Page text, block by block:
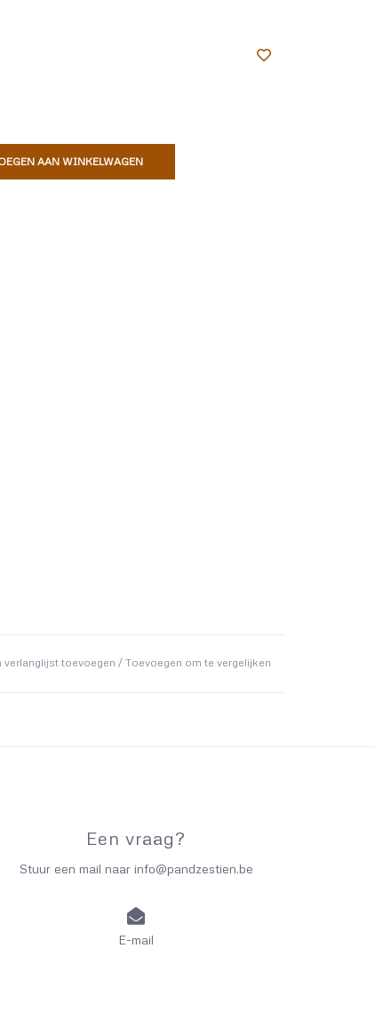
AAN WINKELWAGEN
verlanglijst toevoegen / Toevoegen om te vergelijken
Een vraag?
Stuur een mail naar info@pandzestien.be
E-mail